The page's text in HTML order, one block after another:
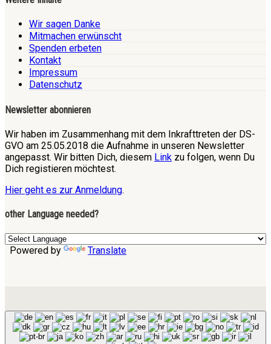
Wir sagen Danke
Mitmachen erwünscht
Spenden erbeten
Kontakt
Impressum
Datenschutz
Newsletter abonnieren
Wir haben im Zusammenhang mit dem Inkrafttreten der DS-
GVO am 25.05.2018 die Aufnahme in unseren Newsletter
angepasst. Wir bitten Dich, diesem Link zu folgen, wenn Du
Dich registieren möchtest.
Hier geht es zur Anmeldung.
other Language needed?
Powered by Translate